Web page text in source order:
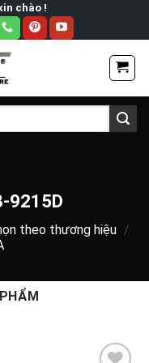
chào !
9215D
theo thương hiệu /